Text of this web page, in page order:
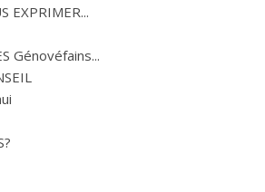
EXPRIMER...
Génovéfains...